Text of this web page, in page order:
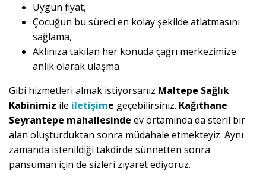
Uygun fiyat,
Çocuğun bu süreci en kolay şekilde atlatmasını
sağlama,
Aklınıza takılan her konuda çağrı merkezimize
anlık olarak ulaşma
Gibi hizmetleri almak istiyorsanız Maltepe Sağlık
Kabinimiz ile iletişime geçebilirsiniz. Kağıthane
Seyrantepe mahallesinde ev ortamında da steril bir
alan oluşturduktan sonra müdahale etmekteyiz. Aynı
zamanda istenildiği takdirde sünnetten sonra
pansuman için de sizleri ziyaret ediyoruz.